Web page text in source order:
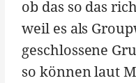
ob das so das
weil es als
geschlossene
so können laut